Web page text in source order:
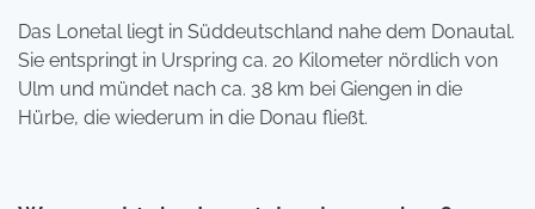
Das Lonetal liegt in Süddeutschland nahe dem Donautal.
Sie entspringt in Urspring ca. 20 Kilometer nördlich von
Ulm und mündet nach ca. 38 km bei Giengen in die
Hürbe, die wiederum in die Donau fließt.